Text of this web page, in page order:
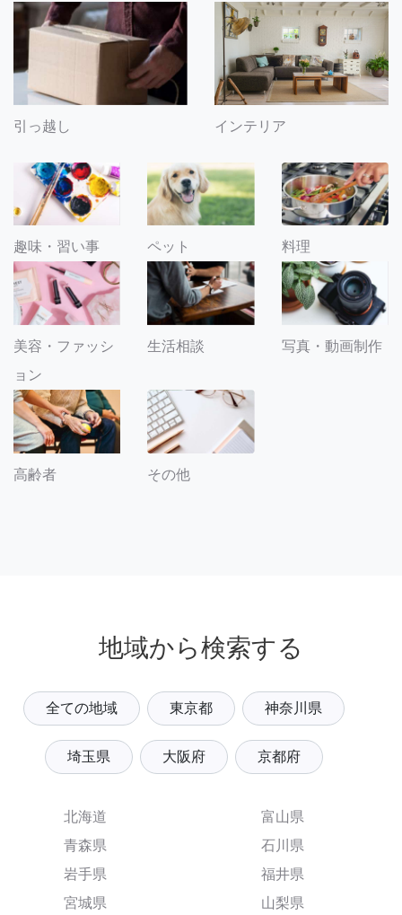
引っ越し インテリア
趣味・習い事 ペット 料理
美容・ファッシ
ョン
生活相談 写真・動画制作
高齢者 その他
地域から検索する
全ての地域 東京都 神奈川県
埼玉県 大阪府 京都府
北海道
青森県
岩手県
宮城県
富山県
石川県
福井県
山梨県